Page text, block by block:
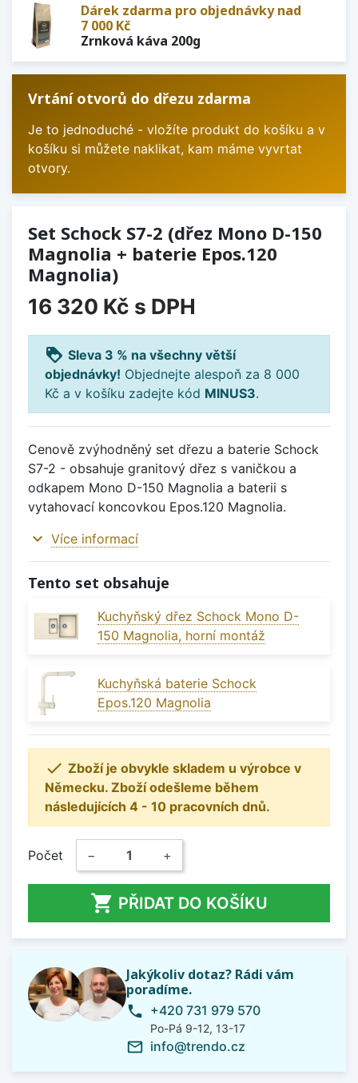
Dárek zdarma pro objednávky nad
7 000 Kč
Zrnková káva 200g
Vrtání otvorů do dřezu zdarma
Je to jednoduché - vložíte produkt do košíku a v
košíku si můžete naklikat, kam máme vyvrtat
otvory.
Set Schock S7-2 (dřez Mono D-150
Magnolia + baterie Epos.120
Magnolia)
16 320 Kč s DPH
loyalty Sleva 3 % na všechny větší
objednávky! Objednejte alespoň za 8 000
Kč a v košíku zadejte kód MINUS3.
Cenově zvýhodněný set dřezu a baterie Schock
S7-2 - obsahuje granitový dřez s vaničkou a
odkapem Mono D-150 Magnolia a baterii s
vytahovací koncovkou Epos.120 Magnolia.
expand_more Více informací
Tento set obsahuje
Kuchyňský dřez Schock Mono D-
150 Magnolia, horní montáž
Kuchyňská baterie Schock
Epos.120 Magnolia
 Zboží je obvykle skladem u výrobce v
Německu. Zboží odešleme během
následujících 4 - 10 pracovních dnů.
Počet − +
 PŘIDAT DO KOŠÍKU
Jakýkoliv dotaz? Rádi vám
poradíme.
phone +420 731 979 570
Po-Pá 9-12, 13-17
mail_outline info@trendo.cz